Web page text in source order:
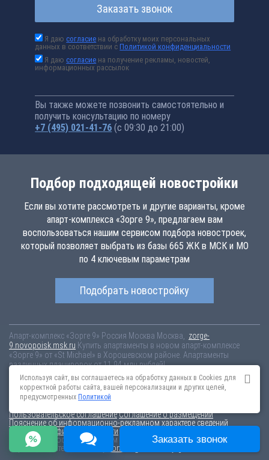
Заказать звонок
Я даюсогласие на обработку моих персональных
данных в соответствии сПолитикой конфиденциальности
Я даюсогласие на получение рекламы, новостей,
информационных рассылок
Вы также можете позвонить самостоятельно и
получить консультацию по номеру
+7 (495) 021-41-76 (с 09:30 до 21:00)
Подбор подходящей новостройки
Если вы хотите рассмотреть и другие варианты, кроме
апарт-комплекса «Зорге 9», предлагаем вам
воспользоваться нашим сервисом подбора новостроек,
который позволяет выбрать из базы 665 ЖК в МСК и МО
по 4 ключевым параметрам
Подобрать новостройку
Апарт-комплекс «Зорге 9» Россия Москва Москва,
zorge-
9.novopoisk.msk.ru Купить апартаменты в новом апарт-комплексе
«Зорге 9» от «St Michael» в Хорошевском районе. Апартаменты
различных планировок от 11.94 млн рублей!
Новостройки Санкт-ПетербургаНовостройки Москвы
Информация на сайте взята из открытых источников, не является
Пользовательское соглашениеСоглашение о размещении
Пояснение об информационно-рекламном характере сведений
Политика конфиденциальности
По всем вопросам, связанным с актуальностью информации на
портале, пишите на эл.почту
content@novostroy-gid.ru
Используя сайт, вы соглашаетесь на обработку данных в Cookies для
корректной работы сайта, вашей персонализации и других целей,
предусмотренных Политикой
Заказать звонок